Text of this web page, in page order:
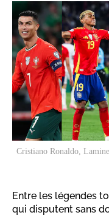
Cristiano Ronaldo,
Entre les légendes
qui disputent sans